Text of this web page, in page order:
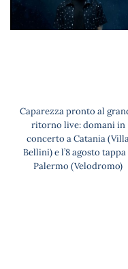
Caparezza pronto al
ritorno live: domani in
concerto a Catania
Bellini) e l’8 agosto tappa
Palermo (Velodromo)